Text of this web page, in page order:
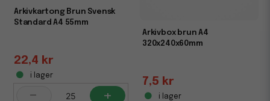
Arkivkartong Brun Svensk
Standard A4 55mm
22,4 kr
i lager
- +
Arkivbox brun A4
320x240x60mm
7,5 kr
i lager